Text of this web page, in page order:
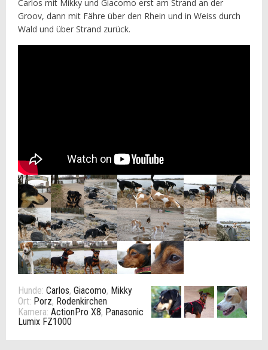
Carlos mit Mikky und Giacomo erst am Strand an der
Groov, dann mit Fähre über den Rhein und in Weiss durch
Wald und über Strand zurück.
Hunde: Carlos, Giacomo, Mikky
Ort: Porz, Rodenkirchen
Kamera: ActionPro X8, Panasonic
Lumix FZ1000